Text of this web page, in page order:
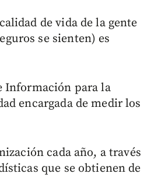
de vida de la gente
se sienten) es
Información para la
encargada de medir los
cada año, a través
que se obtienen de